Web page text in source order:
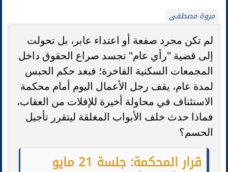
مروة مصطفى
لم تكن مجرد صفعة أو اعتداء عابر، بل تحولت
إلى قضية "رأي عام" تجسد صراع الحقوق داخل
المجمعات السكنية الفاخرة؛ فبعد حكم الحبس
لمدة عام، يقف رجل الأعمال اليوم أمام محكمة
الاستئناف في محاولة أخيرة للإفلات من العقاب،
فماذا حدث خلف الأبواب المغلقة ليتقرر تأجيل
الحسم؟
قرار المحكمة: جلسة 21 مايو